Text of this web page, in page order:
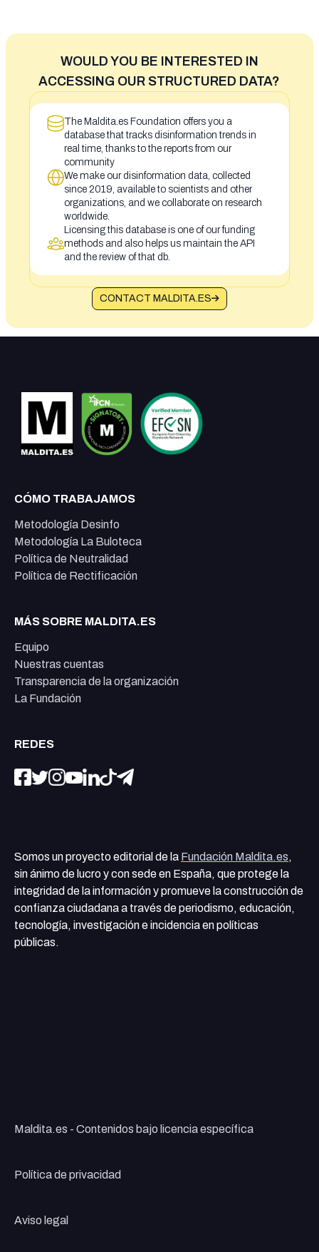
WOULD YOU BE INTERESTED IN
ACCESSING OUR STRUCTURED DATA?
The Maldita.es Foundation offers you a
database that tracks disinformation trends in
real time, thanks to the reports from our
community
We make our disinformation data, collected
since 2019, available to scientists and other
organizations, and we collaborate on research
worldwide.
Licensing this database is one of our funding
methods and also helps us maintain the API
and the review of that db.
CONTACT MALDITA.ES
CÓMO TRABAJAMOS
Metodología Desinfo
Metodología La Buloteca
Política de Neutralidad
Política de Rectificación
MÁS SOBRE MALDITA.ES
Equipo
Nuestras cuentas
Transparencia de la organización
La Fundación
REDES
Somos un proyecto editorial de la Fundación Maldita.es,
sin ánimo de lucro y con sede en España, que protege la
integridad de la información y promueve la construcción de
confianza ciudadana a través de periodismo, educación,
tecnología, investigación e incidencia en políticas
públicas.
Maldita.es - Contenidos bajo licencia específica
Política de privacidad
Aviso legal